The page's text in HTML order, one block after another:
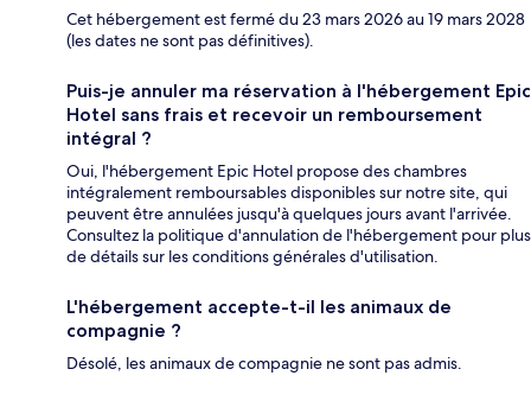
Cet hébergement est fermé du 23 mars 2026 au 19 mars 2028
(les dates ne sont pas définitives).
Puis-je annuler ma réservation à l'hébergement Epic
Hotel sans frais et recevoir un remboursement
intégral ?
Oui, l'hébergement Epic Hotel propose des chambres
intégralement remboursables disponibles sur notre site, qui
peuvent être annulées jusqu'à quelques jours avant l'arrivée.
Consultez la politique d'annulation de l'hébergement pour plus
de détails sur les conditions générales d'utilisation.
L'hébergement accepte-t-il les animaux de
compagnie ?
Désolé, les animaux de compagnie ne sont pas admis.